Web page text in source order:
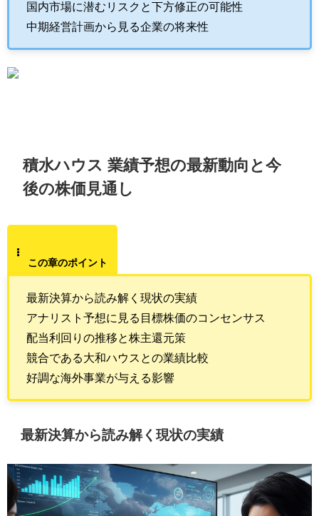
国内市場に潜むリスクと下方修正の可能性
中期経営計画から見る企業の将来性
積水ハウス 業績予想の最新動向と今
後の株価見通し
この章のポイント
最新決算から読み解く現状の実績
アナリスト予想に見る目標株価のコンセンサス
配当利回りの推移と株主還元策
競合である大和ハウスとの業績比較
好調な海外事業が与える影響
最新決算から読み解く現状の実績